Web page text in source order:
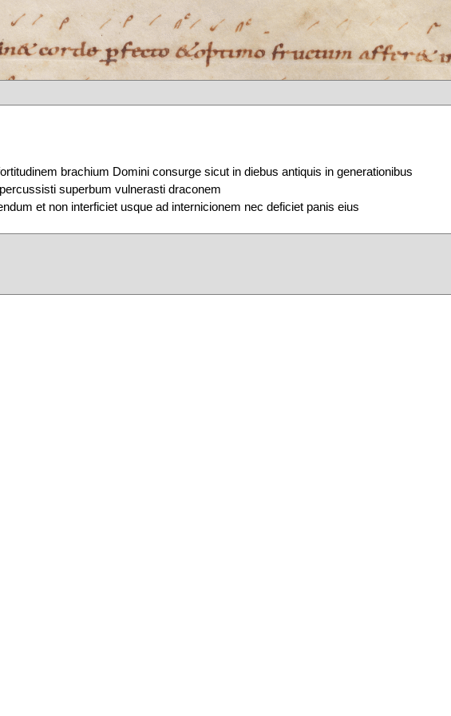
brachium Domini consurge sicut in diebus antiquis in generationibus
superbum vulnerasti draconem
et non interficiet usque ad internicionem nec deficiet panis eius